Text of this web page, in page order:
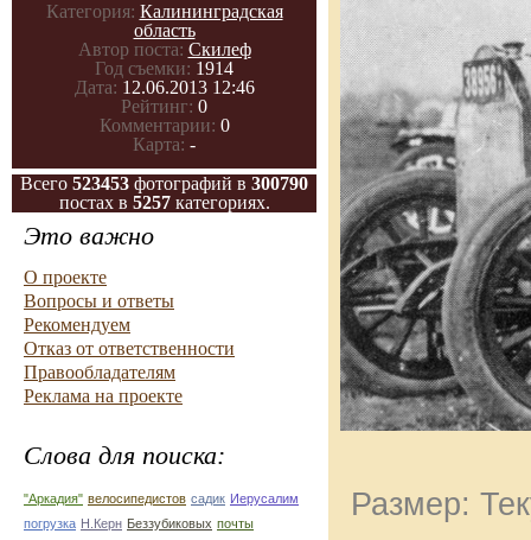
Категория: Калининградская
область
Автор поста: Скилеф
Год съемки: 1914
Дата: 12.06.2013 12:46
Рейтинг: 0
Комментарии: 0
Карта: -
Всего 523453 фотографий в 300790
постах в 5257категориях.
Это важно
О проекте
Вопросы и ответы
Рекомендуем
Отказ от ответственности
Правообладателям
Реклама на проекте
Слова для поиска:
"Аркадия" велосипедистов садик Иерусалим
погрузка Н.Керн Беззубиковых почты
Размер: